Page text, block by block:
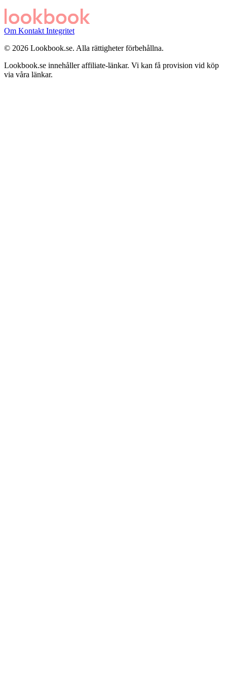
Om Kontakt Integritet
© 2026 Lookbook.se. Alla rättigheter förbehållna.
Lookbook.se innehåller affiliate-länkar. Vi kan få provision vid köp
via våra länkar.